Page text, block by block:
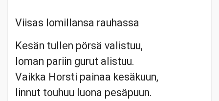
Viisas lomillansa rauhassa
Kesän tullen pörsä valistuu,
loman pariin gurut alistuu.
Vaikka Horsti painaa kesäkuun,
linnut touhuu luona pesäpuun.